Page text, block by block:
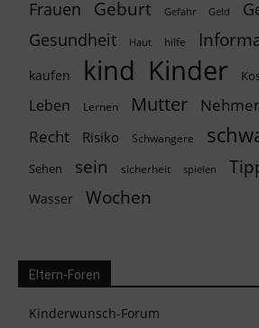
Frauen Geburt Gefahr Geld
Gesundheit
Haut hilfe
kaufen kind Kinder
Leben Lernen Mutter
Recht Risiko Schwangere
Sehen sein sicherheit spielen
Wasser Wochen
Eltern-Foren
Kinderwunsch-Forum